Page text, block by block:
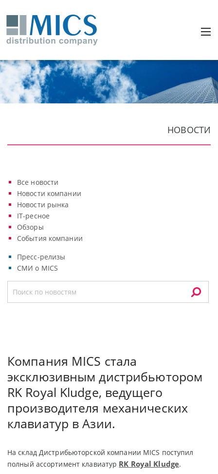
НОВОСТИ
Все новости
Новости компании
Новости рынка
IT-ресное
Обзоры
События компании
Пресс-релизы
СМИ о MICS
Компания MICS стала
эксклюзивным дистрибьютором
RK Royal Kludge, ведущего
производителя механических
клавиатур в Азии.
На склад Дистрибьюторской компании MICS поступил
полный ассортимент клавиатур RK Royal Kludge.